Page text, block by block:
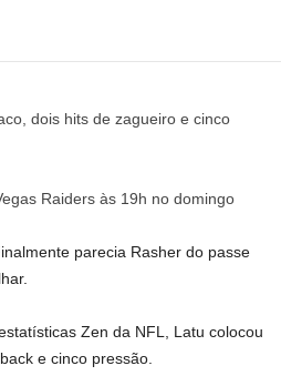
dois hits de zagueiro e cinco
Raiders às 19h no domingo
parecia Rasher do passe
Zen da NFL, Latu colocou
e cinco pressão.